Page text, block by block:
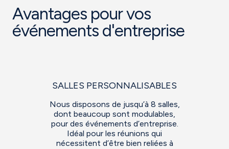
Avantages pour vos
événements d'entreprise
SALLES PERSONNALISABLES
Nous disposons de jusqu’à 8 salles,
dont beaucoup sont modulables,
pour des événements d’entreprise.
Idéal pour les réunions qui
nécessitent d’être bien reliées à